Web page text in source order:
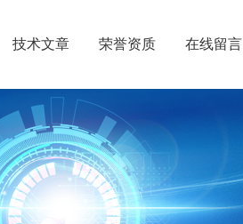
技术文章 荣誉资质 在线留言